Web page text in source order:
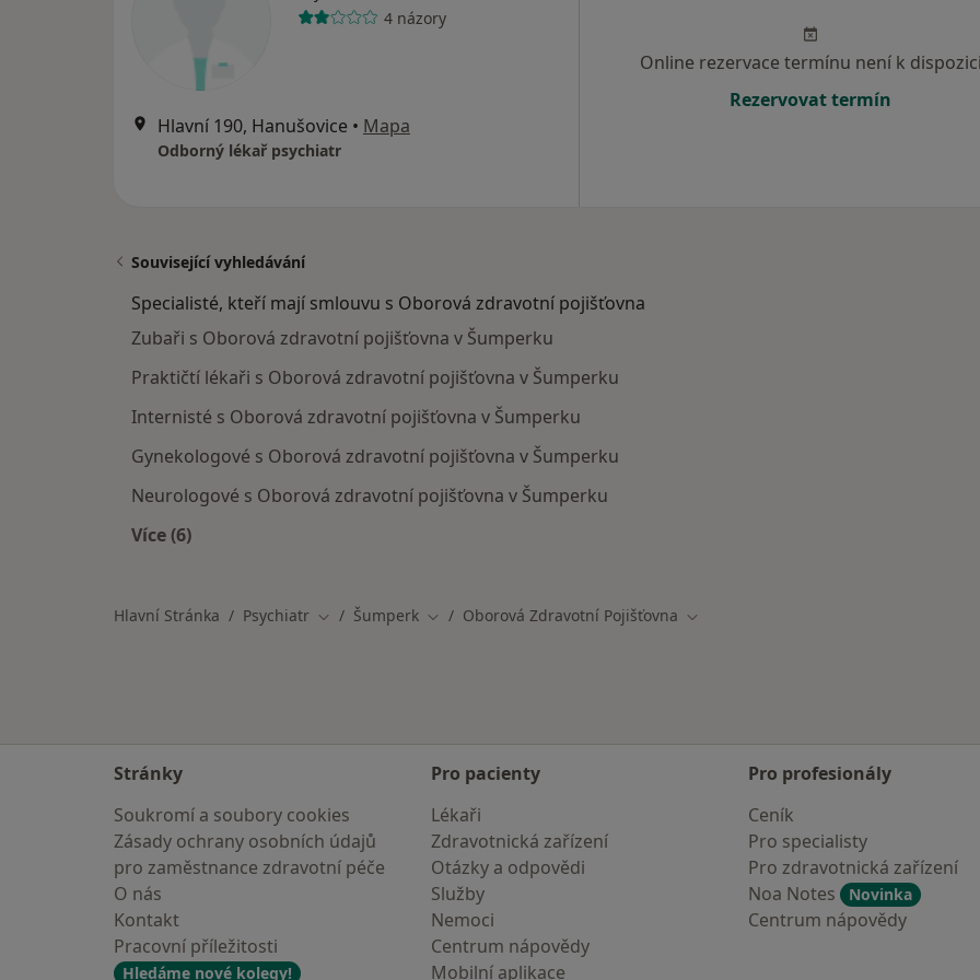
4 názory
Hlavní 190, Hanušovice • Mapa
Odborný lékař psychiatr
Online rezervace termínu není k
Rezervovat termín
Související vyhledávání
Specialisté, kteří mají smlouvu s Oborová zdravotní pojišťovna
Zubaři s Oborová zdravotní pojišťovna v Šumperku
Praktičtí lékaři s Oborová zdravotní pojišťovna v Šumperku
Internisté s Oborová zdravotní pojišťovna v Šumperku
Gynekologové s Oborová zdravotní pojišťovna v Šumperku
Neurologové s Oborová zdravotní pojišťovna v Šumperku
Více (6)
Hlavní Stránka Psychiatr Změna města
Šumperk Změna města
Oborová Zdravotní Pojišťovna Změna města
Stránky
Soukromí a soubory cookies
Zásady ochrany osobních údajů
pro zaměstnance zdravotní péče
O nás
Kontakt
Pracovní příležitosti
Hledáme nové kolegy!
Pro pacienty
Lékaři
Zdravotnická zařízení
Otázky a odpovědi
Služby
Nemoci
Centrum nápovědy
Mobilní aplikace
Pro profesionály
Ceník
Pro specialisty
Pro zdravotnická zařízení
Noa Notes
Novinka
Centrum nápovědy